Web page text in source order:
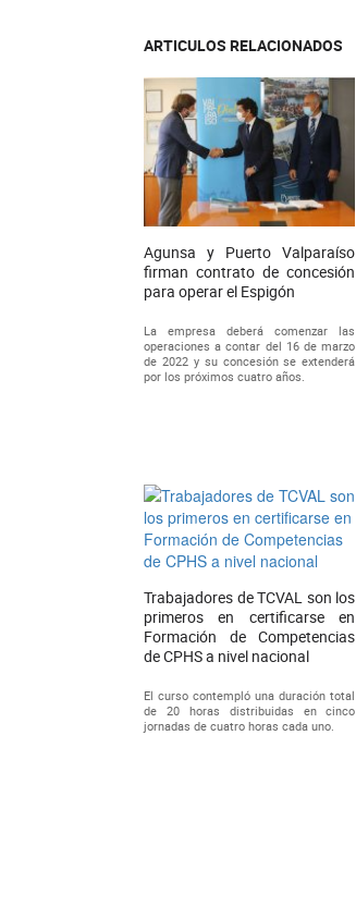
ARTICULOS RELACIONADOS
Agunsa y Puerto Valparaíso
firman contrato de concesión
para operar el Espigón
La empresa deberá comenzar las
operaciones a contar del 16 de marzo
de 2022 y su concesión se extenderá
por los próximos cuatro años.
Trabajadores de TCVAL son los
primeros en certificarse en
Formación de Competencias
de CPHS a nivel nacional
El curso contempló una duración total
de 20 horas distribuidas en cinco
jornadas de cuatro horas cada uno.